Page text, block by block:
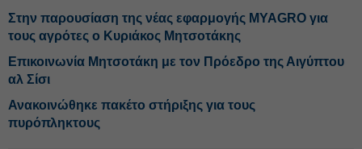
Στην παρουσίαση της νέας εφαρμογής MYAGRO για
τους αγρότες ο Κυριάκος Μητσοτάκης
Επικοινωνία Μητσοτάκη με τον Πρόεδρο της Αιγύπτου
αλ Σίσι
Ανακοινώθηκε πακέτο στήριξης για τους
πυρόπληκτους